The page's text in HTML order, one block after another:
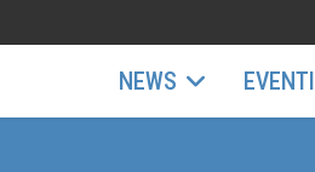
NEWS EVENTI